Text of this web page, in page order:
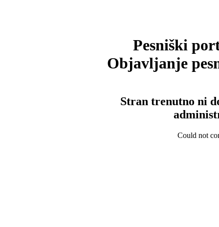
Pesniški
Objavljanje
Stran trenutno ni
Could not